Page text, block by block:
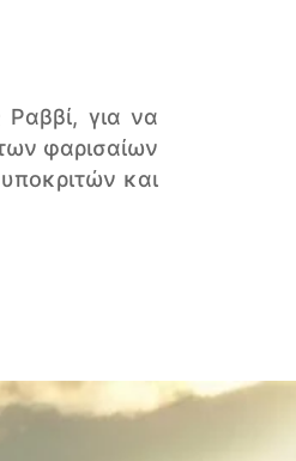
Ραββί, για να
φαρισαίων
και